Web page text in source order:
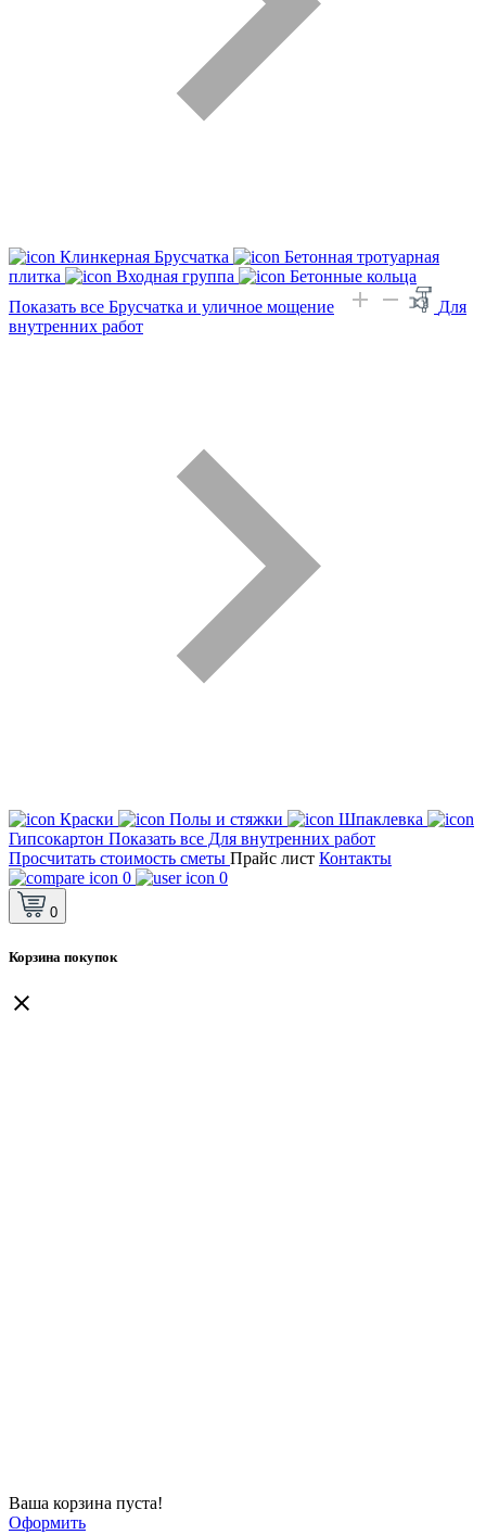
Клинкерная Брусчатка
Бетонная тротуарная
плитка
Входная группа
Бетонные кольца
Показать все Брусчатка и уличное мощение
Для
внутренних работ
Краски Полы и стяжки
Шпаклевка
Гипсокартон Показать все Для внутренних работ
Просчитать стоимость сметы Прайс лист Контакты
0
0
0
Корзина покупок
Ваша корзина пуста!
Оформить